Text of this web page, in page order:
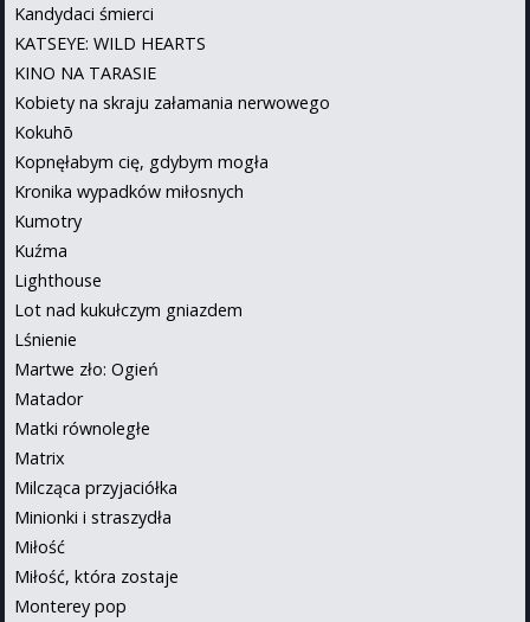
Kandydaci śmierci
KATSEYE: WILD HEARTS
KINO NA TARASIE
Kobiety na skraju załamania nerwowego
Kokuhō
Kopnęłabym cię, gdybym mogła
Kronika wypadków miłosnych
Kumotry
Kuźma
Lighthouse
Lot nad kukułczym gniazdem
Lśnienie
Martwe zło: Ogień
Matador
Matki równoległe
Matrix
Milcząca przyjaciółka
Minionki i straszydła
Miłość
Miłość, która zostaje
Monterey pop